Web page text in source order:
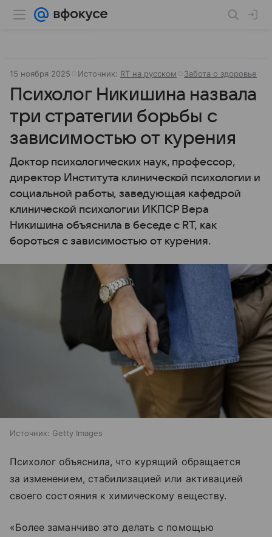
15 ноября 2025 Источник: RT на русском Забота о здоровье
Психолог Никишина назвала
три стратегии борьбы с
зависимостью от курения
Доктор психологических наук, профессор,
директор Института клинической психологии и
социальной работы, заведующая кафедрой
клинической психологии ИКПСР Вера
Никишина объяснила в беседе с RT, как
бороться с зависимостью от курения.
Источник: Getty Images
Психолог объяснила, что курящий обращается
за изменением, стабилизацией или активацией
своего состояния к химическому веществу.
«Более заманчиво это делать с помощью